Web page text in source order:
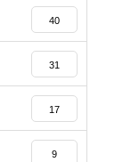
40
31
17
9